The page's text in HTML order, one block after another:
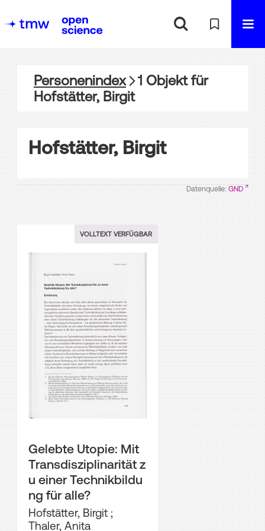
Personenindex 1 Objektfür
Hofstätter, Birgit
Hofstätter, Birgit
Datenquelle: GND
VOLLTEXT VERFÜGBAR
Gelebte Utopie: Mit
Transdisziplinarität z
u einer Technikbildu
ng für alle?
Hofstätter, Birgit;
Thaler, Anita